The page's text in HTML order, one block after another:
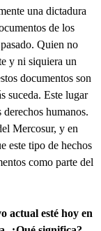
una dictadura
de los
Quien no
y ni siquiera un
documentos son
suceda. Este lugar
humanos.
Mercosur, y en
este tipo de hechos
como parte del
actual esté hoy en